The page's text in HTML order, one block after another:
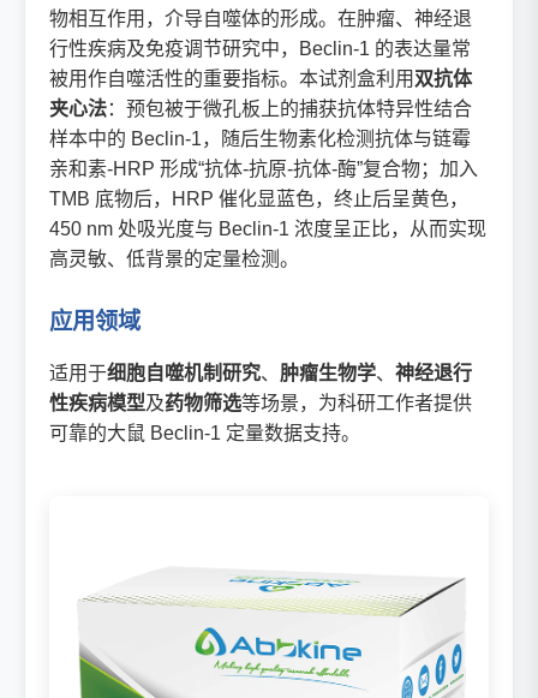
物相互作用，介导自噬体的形成。在肿瘤、神经退
行性疾病及免疫调节研究中，Beclin-1 的表达量常
被用作自噬活性的重要指标。本试剂盒利用 双抗体
夹心法：预包被于微孔板上的捕获抗体特异性结合
样本中的 Beclin-1，随后生物素化检测抗体与链霉
亲和素-HRP 形成“抗体-抗原-抗体-酶”复合物；加入
TMB 底物后，HRP 催化显蓝色，终止后呈黄色，
450 nm 处吸光度与 Beclin-1 浓度呈正比，从而实现
高灵敏、低背景的定量检测。
应用领域
适用于细胞自噬机制研究、 肿瘤生物学、 神经退行
性疾病模型及药物筛选等场景，为科研工作者提供
可靠的大鼠 Beclin-1 定量数据支持。